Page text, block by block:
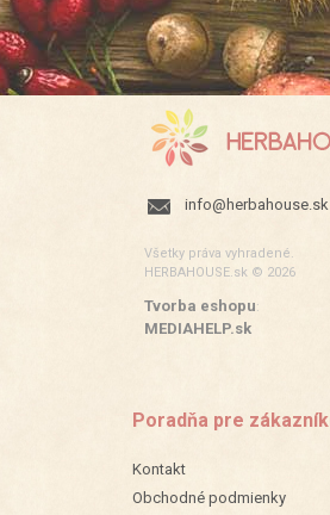
info@herbahouse.sk
Všetky práva vyhradené.
HERBAHOUSE.sk © 2026
Tvorba eshopu:
MEDIAHELP.sk
Poradňa pre
Kontakt
Obchodné podmienky